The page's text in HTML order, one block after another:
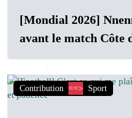
[Mondial 2026]
avant le match Côte
Contribution ==> Sport